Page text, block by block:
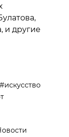
и другие
искусство